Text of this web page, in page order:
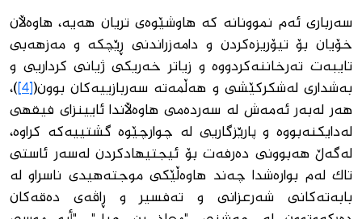
سەرباری ئەم نموونانە كە هاوشێوەی تریان هەیە، هاوەڵان
خۆیان بۆ تیۆریزەكردن و دامەزراندنی ڕێچكە و مەزهەبی
تایبەت تەرخاننەكردووە و زیاتر خەریكی ژیانی كرداریی و
بەشداری لەشكركێشی و هەڵمەتە سەربازییەكان بوون([4] )،
هەر لەبەر ئەمەش لە سەردەمی هاوەڵاندا ئایینزای فیقهی
لەدایكنەبووە و پارێزگاریی لە چوارچێوە گشتییەكە كراوە،
لەگەڵ هەبوونی دەرفەت بۆ ئیجتیهادكردن لەسەر ئاستی
تاك لەم بوارەشدا چەند هاوەڵێكی موجتەهیدی ناسراو لە
بابەتەكانی شەرعزانی و تەفسیر و ڕاڤەی دەقەكان